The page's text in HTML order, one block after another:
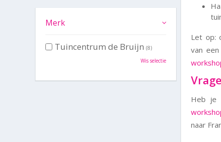
Let op:
van
Heb je
naar
Merk
Tuincentrum de Bruijn (8)
Wis selectie